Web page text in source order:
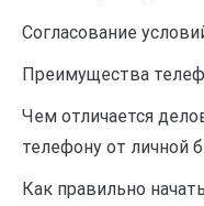
Согласование
Преимущества
Чем отличается
телефону от личной
Как правильно